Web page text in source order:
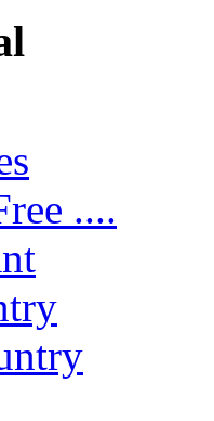
....